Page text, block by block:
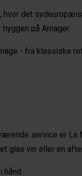
hvor det
på Amager.
- fra klassiske
service er La
glas vin eller en